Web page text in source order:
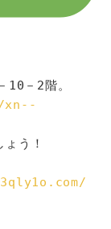
10－2階。
う！